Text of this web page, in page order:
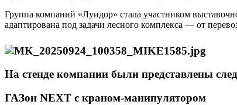
Группа компаний «Луидор» стала участником
адаптирована под задачи лесного комплекса — от
На стенде компании были представлены
ГАЗон NEXT с краном-манипулятором